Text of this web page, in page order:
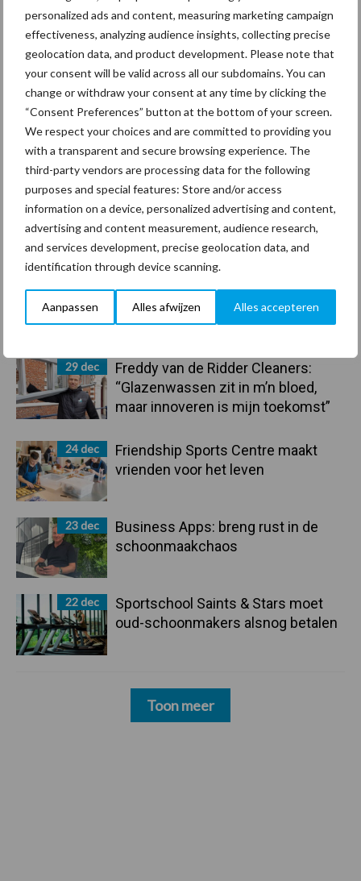
personalized ads and content, measuring marketing campaign
effectiveness, analyzing audience insights, collecting precise
geolocation data, and product development. Please note that
your consent will be valid across all our subdomains. You can
change or withdraw your consent at any time by clicking the
“Consent Preferences” button at the bottom of your screen.
We respect your choices and are committed to providing you
with a transparent and secure browsing experience. The
third-party vendors are processing data for the following
purposes and special features: Store and/or access
information on a device, personalized advertising and content,
advertising and content measurement, audience research,
and services development, precise geolocation data, and
identification through device scanning.
Aanpassen Alles afwijzen Alles accepteren
Primaire
Sidebar
Recent nieuws Partner nieuws
Hervorming flexibele
arbeidscontracten kent mitsen en
maren
29 dec
Freddy van de Ridder Cleaners:
“Glazenwassen zit in m’n bloed,
maar innoveren is mijn toekomst”
24 dec
Friendship Sports Centre maakt
vrienden voor het leven
23 dec
Business Apps: breng rust in de
schoonmaakchaos
22 dec
Sportschool Saints & Stars moet
oud-schoonmakers alsnog betalen
Toon meer
Coronavirus UVC
Toon meer